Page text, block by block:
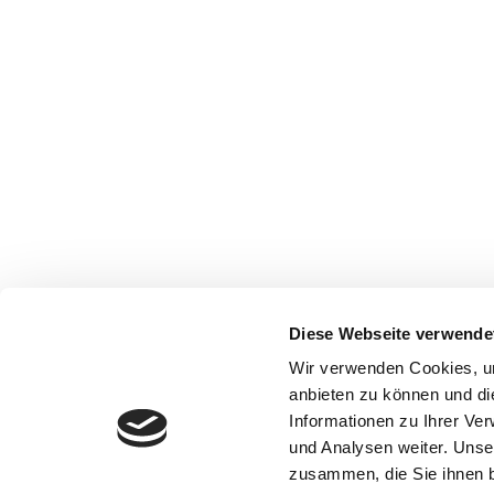
Diese Webseite
Wir verwenden Cookies,
anbieten zu können und
Informationen zu Ihrer
und Analysen weiter.
zusammen, die Sie ihnen